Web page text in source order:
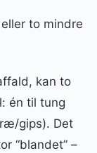
to mindre
kan to
én til tung
gips). Det
“blandet” –